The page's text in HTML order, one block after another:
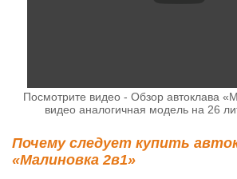
Посмотрите видео - Обзор автоклава
видео аналогичная модель на 26
Почему следует купить
«Малиновка 2в1»